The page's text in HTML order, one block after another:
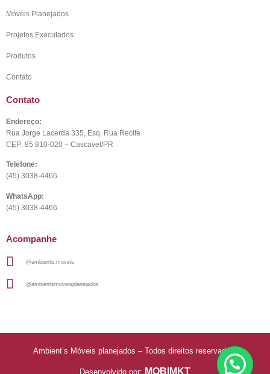
Móveis Planejados
Projetos Executados
Produtos
Contato
Contato
Endereço:
Rua Jorge Lacerda 335, Esq. Rua Recife
CEP: 85.810-020 – Cascavel/PR
Telefone:
(45) 3038-4466
WhatsApp:
(45) 3038-4466
Acompanhe
@ambients.moveis
@ambientsmoveisplanejados
Ambient’s Móveis planejados – Todos direitos reservados.
Desenvolvido por: MOBIMKT